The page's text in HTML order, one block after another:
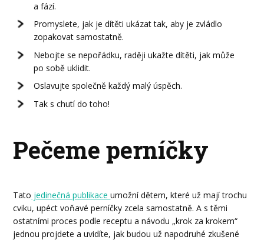
a fází.
Promyslete, jak je dítěti ukázat tak, aby je zvládlo
zopakovat samostatně.
Nebojte se nepořádku, raději ukažte dítěti, jak může
po sobě uklidit.
Oslavujte společně každý malý úspěch.
Tak s chutí do toho!
Pečeme perníčky
Tato jedinečná publikaceumožní dětem, které už mají trochu
cviku, upéct voňavé perníčky zcela samostatně. A s těmi
ostatními proces podle receptu a návodu „krok za krokem“
jednou projdete a uvidíte, jak budou už napodruhé zkušené